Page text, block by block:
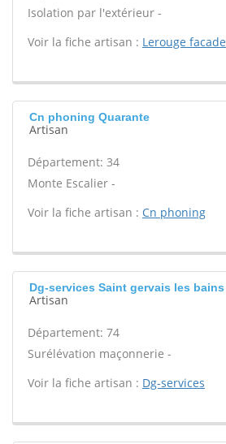
Isolation par l'extérieur -
Voir la fiche artisan : Lerouge facade
Cn phoning Quarante
Artisan
Département: 34
Monte Escalier -
Voir la fiche artisan : Cn phoning
Dg-services Saint gervais les bains
Artisan
Département: 74
Surélévation maçonnerie -
Voir la fiche artisan : Dg-services